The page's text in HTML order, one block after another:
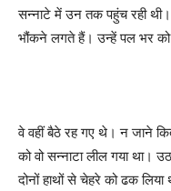
सन्नाटे में उन तक पहुंच रही
भौंकने लगते हैं। उन्हें पल भर
वे वहीं बैठे रह गए थे। न जाने
को वो सन्नाटा लील गया था।
दोनों हाथों से चेहरे को ढक